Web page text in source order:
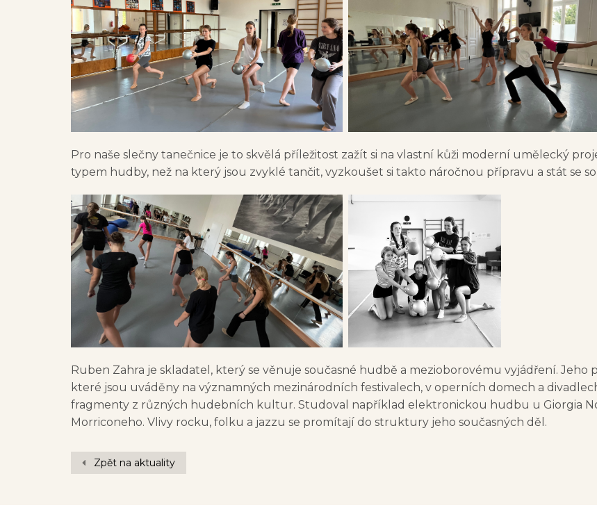
Pro naše slečny tanečnice je to skvělá příležitost zažít si na vlastní kůži moderní umělecký
typem hudby, než na který jsou zvyklé tančit, vyzkoušet si takto náročnou přípravu a stát se
Ruben Zahra je skladatel, který se věnuje současné hudbě a mezioborovému vyjádření.
které jsou uváděny na významných mezinárodních festivalech, v operních domech a
fragmenty z různých hudebních kultur. Studoval například elektronickou hudbu u Giorgia
Morriconeho. Vlivy rocku, folku a jazzu se promítají do struktury jeho současných děl.
Zpět na aktuality